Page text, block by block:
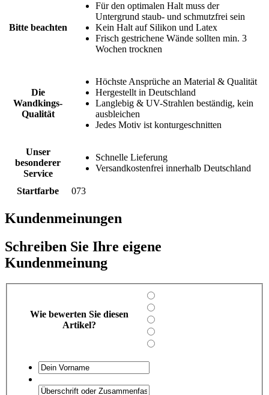
Bitte beachten
Für den optimalen Halt muss der
Untergrund staub- und schmutzfrei sein
Kein Halt auf Silikon und Latex
Frisch gestrichene Wände sollten min. 3
Wochen trocknen
Die
Wandkings-
Qualität
Höchste Ansprüche an Material & Qualität
Hergestellt in Deutschland
Langlebig & UV-Strahlen beständig, kein
ausbleichen
Jedes Motiv ist konturgeschnitten
Unser
besonderer
Service
Schnelle Lieferung
Versandkostenfrei innerhalb Deutschland
Startfarbe 073
Kundenmeinungen
Schreiben Sie Ihre eigene
Kundenmeinung
Wie bewerten Sie diesen
Artikel?